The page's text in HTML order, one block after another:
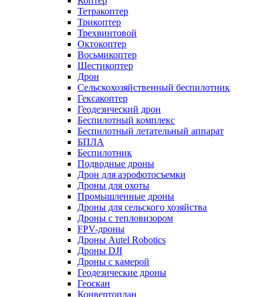
Тетракоптер
Трикоптер
Трехвинтовой
Октокоптер
Восьмикоптер
Шестикоптер
Дрон
Сельскохозяйственный беспилотник
Гексакоптер
Геодезический дрон
Беспилотный комплекс
Беспилотный летательный аппарат
БПЛА
Беспилотник
Подводные дроны
Дрон для аэрофотосъемки
Дроны для охоты
Промышленные дроны
Дроны для сельского хозяйства
Дроны с тепловизором
FPV-дроны
Дроны Autel Robotics
Дроны DJI
Дроны с камерой
Геодезические дроны
Геоскан
Конвертоплан